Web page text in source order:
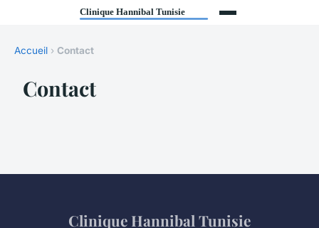
Accueil › Contact
Contact
Clinique Hannibal Tunisie